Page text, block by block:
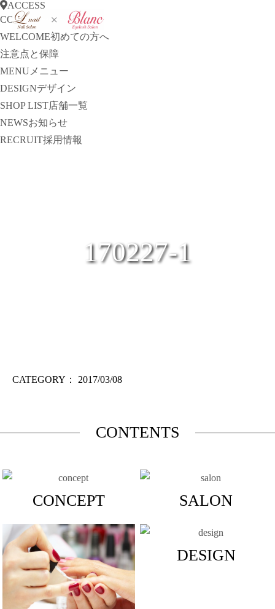
ACCESS
CONCEPT
コンセプト
WELCOME初めての方へ
注意点と保障
MENU メニュー
DESIGNデザイン
SHOP LIST店舗一覧
NEWSお知らせ
RECRUIT採用情報
170227-1
CATEGORY： 2017/03/08
CONTENTS
CONCEPT SALON
DESIGN